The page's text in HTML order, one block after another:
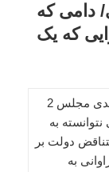
دامی که
که یک
گروه اقتصاد جهان نیوزـ مصوبه اخیر یارانه نقدی مجلس 2
به
دولت بر
به